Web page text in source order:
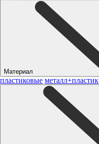
Материал
пластиковые металл+пластик